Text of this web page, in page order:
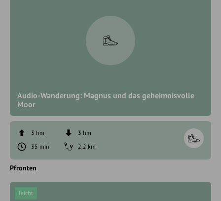
Audio-Wanderung: Magnus und das geheimnisvolle
Moor
3 hm
3 hm
35 min
2,2 km
Pfronten
leicht